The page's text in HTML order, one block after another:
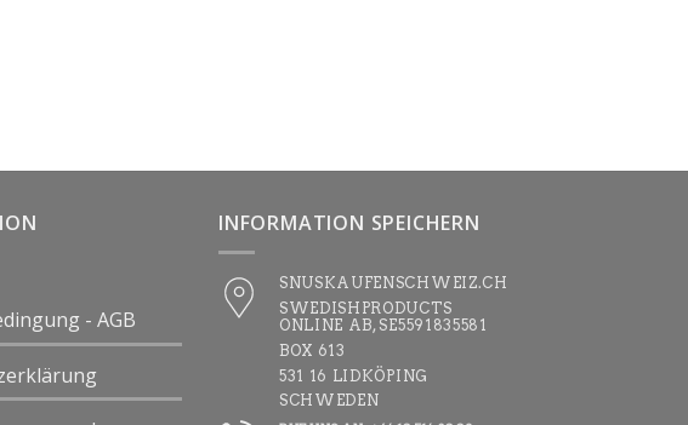
- AGB
INFORMATION SPEICHERN
SNUSKAUFENSCHWEIZ.CH
SWEDISHPRODUCTS
ONLINE AB, SE5591835581
BOX 613
531 16 LIDKÖPING
SCHWEDEN